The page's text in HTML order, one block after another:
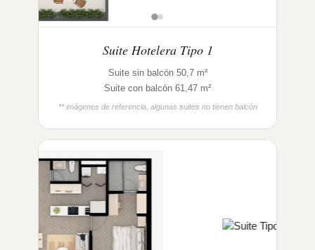
Suite Hotelera Tipo 1
Suite sin balcón 50,7 m²
Suite con balcón 61,47 m²
** imágenes de referencia, algunas suites no tienen balcón